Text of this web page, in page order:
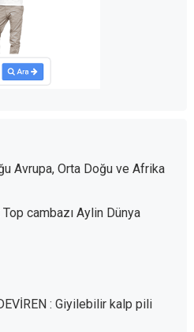
Avrupa, Orta Doğu ve Afrika
Top cambazı Aylin Dünya
: Giyilebilir kalp pili